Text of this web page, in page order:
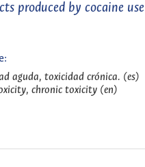
produced by cocaine use
aguda, toxicidad crónica. (es)
chronic toxicity (en)